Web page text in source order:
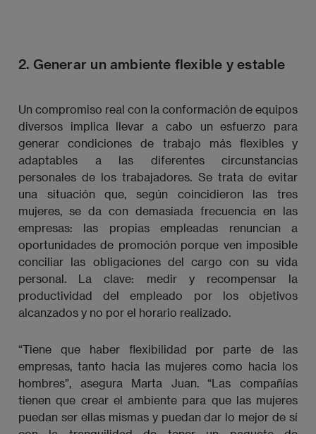
2. Generar un ambiente flexible y estable
Un compromiso real con la conformación de equipos
diversos implica llevar a cabo un esfuerzo para
generar condiciones de trabajo más flexibles y
adaptables a las diferentes circunstancias
personales de los trabajadores. Se trata de evitar
una situación que, según coincidieron las tres
mujeres, se da con demasiada frecuencia en las
empresas: las propias empleadas renuncian a
oportunidades de promoción porque ven imposible
conciliar las obligaciones del cargo con su vida
personal. La clave: medir y recompensar la
productividad del empleado por los objetivos
alcanzados y no por el horario realizado.
“Tiene que haber flexibilidad por parte de las
empresas, tanto hacia las mujeres como hacia los
hombres”, asegura Marta Juan. “Las compañías
tienen que crear el ambiente para que las mujeres
puedan ser ellas mismas y puedan dar lo mejor de sí